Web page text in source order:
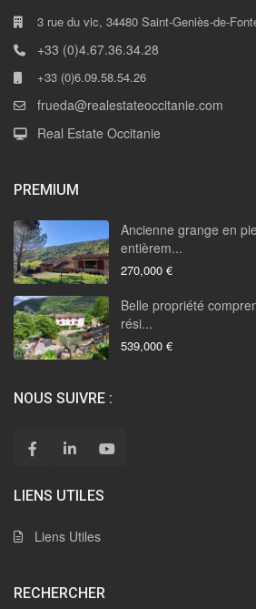
3 rue du vic, 34480 Saint-Geniès-de-
+33 (0)4.67.36.34.28
+33 (0)6.09.58.54.26
frueda@realestateoccitanie.com
Real Estate Occitanie
PREMIUM
Ancienne grange en
entièrem...
270,000 €
Belle propriété
rési...
539,000 €
NOUS SUIVRE :
LIENS UTILES
Liens Utiles
RECHERCHER